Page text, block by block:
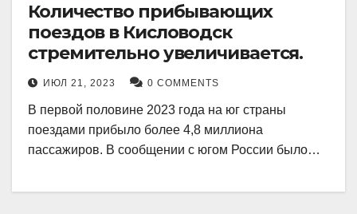
Количество прибывающих
поездов в Кисловодск
стремительно увеличивается.
ИЮЛ 21, 2023 0 COMMENTS
В первой половине 2023 года на юг страны
поездами прибыло более 4,8 миллиона
пассажиров. В сообщении с югом России было…